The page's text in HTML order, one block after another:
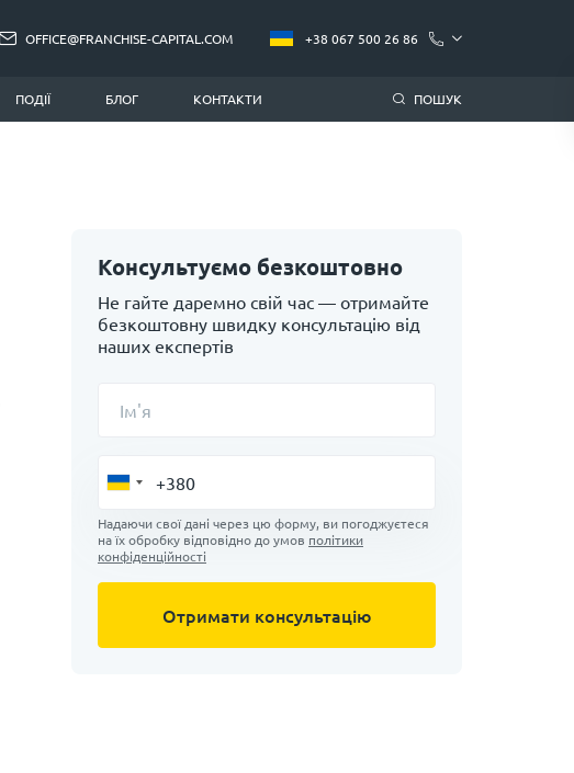
OFFICE@FRANCHISE-CAPITAL.COM +38 067 500 26 86
ПОДІЇ БЛОГ КОНТАКТИ ПОШУК
Консультуємо безкоштовно
Не гайте даремно свій час — отримайте
безкоштовну швидку консультацію від
наших експертів
Ім'я
Надаючи свої дані через цю форму, ви погоджуєтеся
на їх обробку відповідно до умов політики
конфіденційності